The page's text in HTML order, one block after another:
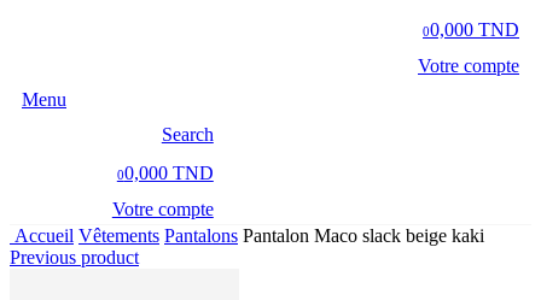
00,000 TND
Votre compte
Menu
Search
00,000 TND
Votre compte
Accueil Vêtements Pantalons Pantalon Maco slack beige kaki
Previous product